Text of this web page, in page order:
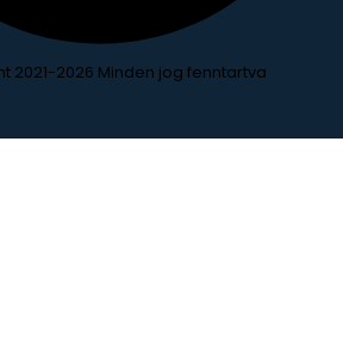
2021-2026 Minden jog fenntartva